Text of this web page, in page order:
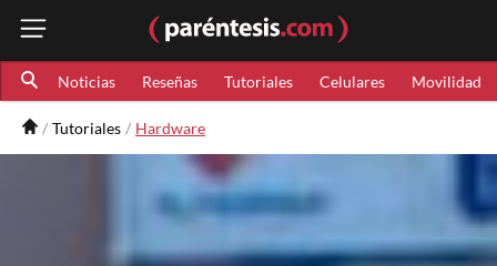
Noticias Reseñas Tutoriales Celulares Movilidad
Tutoriales Hardware